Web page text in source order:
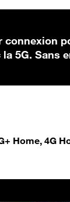
connexion
la 5G. Sans
Home, 4G